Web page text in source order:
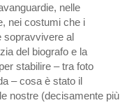
nelle
nei costumi che i
sopravvivere al
del biografo e la
stabilire – tra foto
– cosa è stato il
nostre (decisamente più